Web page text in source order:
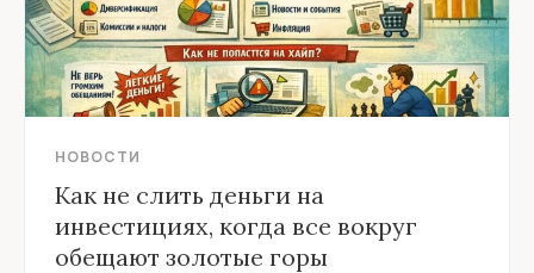
НОВОСТИ
Как не слить деньги на
инвестициях, когда все вокруг
обещают золотые горы